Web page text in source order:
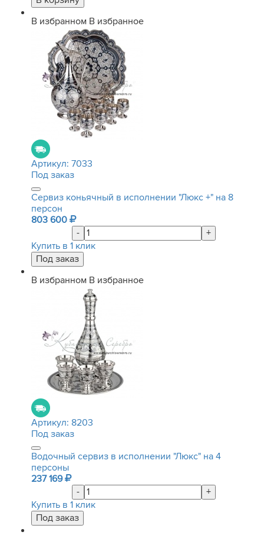
В избранном В избранное
Артикул: 7033
Под заказ
Сервиз коньячный в исполнении "Люкс +" на 8
персон
803 600
-
+
Купить в 1 клик
В избранном В избранное
Артикул: 8203
Под заказ
Водочный сервиз в исполнении "Люкс" на 4
персоны
237 169
-
+
Купить в 1 клик